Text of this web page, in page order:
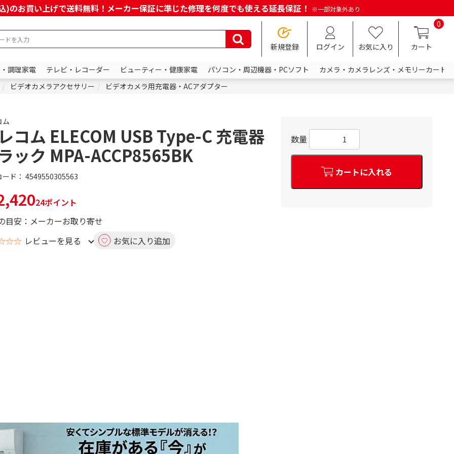
のお買い上げで送料無料！メーカー保証に準じた修理を何度でも使える延長保証！ ※一部対象外あり
新規登録 ログイン お気に入り
0
カート
調理家電 テレビ・レコーダー ビューティー・健康家電 パソコン・周辺機器・PCソフト
カメラ・カメラレンズ・メモリーカード
ビデオカメラアクセサリー
ビデオカメラ用充電器・ACアダプター
ム
コム ELECOM USB Type-C 充電器
ック MPA-ACCP8565BK
ド： 4549550305563
24ポイント
目安：メーカーお取り寄せ
レビューを見る お気に入り追加
数量
カートに入れる